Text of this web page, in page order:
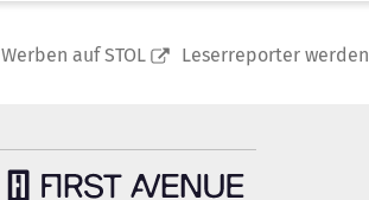
Werben auf STOL Leserreporter werden